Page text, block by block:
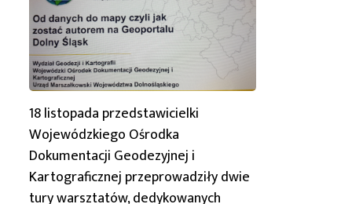
18 listopada przedstawicielki
Wojewódzkiego Ośrodka
Dokumentacji Geodezyjnej i
Kartograficznej przeprowadziły dwie
tury warsztatów, dedykowanych